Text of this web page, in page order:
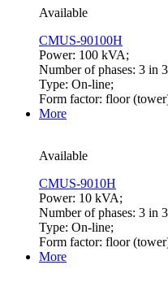
Available
CMUS-90100H
Power: 100 kVA;
Number of phases: 3 in
Type: On-line;
Form factor: floor
More
Available
CMUS-9010H
Power: 10 kVA;
Number of phases: 3 in
Type: On-line;
Form factor: floor
More